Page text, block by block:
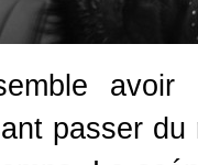
passer